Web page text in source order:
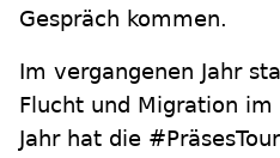
Gespräch kommen.
Im vergangenen Jahr
Flucht und Migration
Jahr hat die